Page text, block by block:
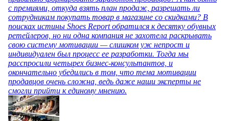
с премиями, откуда взять план продаж, разрешать ли
сотрудникам покупать товар в магазине со скидками? В
поисках истины Shoes Report обратился к десятку обувных
ретейлеров, но ни одна компания не захотела раскрывать
свою систему мотивации — слишком уж непрост и
индивидуален был процесс ее разработки. Тогда мы
расспросили четырех бизнес-консультантов, и
окончательно убедились в том, что тема мотивации
продавцов очень сложна, ведь даже наши эксперты не
смогли прийти к единому мнению.